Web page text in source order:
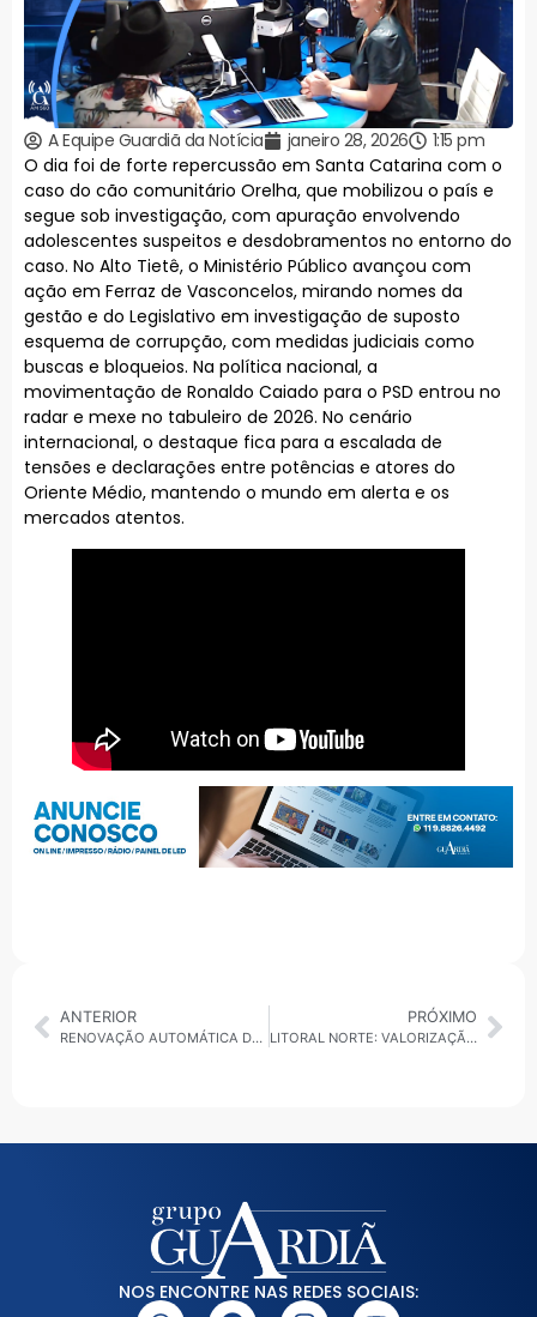
A Equipe Guardiã da Notícia janeiro 28, 2026
1:15 pm
O dia foi de forte repercussão em Santa Catarina com o
caso do cão comunitário Orelha, que mobilizou o país e
segue sob investigação, com apuração envolvendo
adolescentes suspeitos e desdobramentos no entorno do
caso. No Alto Tietê, o Ministério Público avançou com
ação em Ferraz de Vasconcelos, mirando nomes da
gestão e do Legislativo em investigação de suposto
esquema de corrupção, com medidas judiciais como
buscas e bloqueios. Na política nacional, a
movimentação de Ronaldo Caiado para o PSD entrou no
radar e mexe no tabuleiro de 2026. No cenário
internacional, o destaque fica para a escalada de
tensões e declarações entre potências e atores do
Oriente Médio, mantendo o mundo em alerta e os
mercados atentos.
ANTERIOR
RENOVAÇÃO AUTOMÁTICA DA CNH: ENTENDA AS PRINCIPAIS MUDANÇAS
PRÓXIMO
LITORAL NORTE: VALORIZAÇÃO, SAÚDE E UMA NOVA ONDA DE INCLUSÃO SOCIAL
NOS ENCONTRE NAS REDES SOCIAIS: